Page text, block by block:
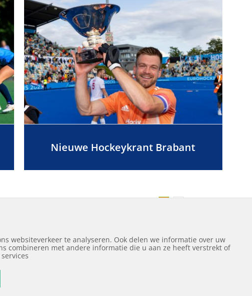
Nieuwe Hockeykrant Brabant
Archief
websiteverkeer te analyseren. Ook delen we informatie over uw
combineren met andere informatie die u aan ze heeft verstrekt of